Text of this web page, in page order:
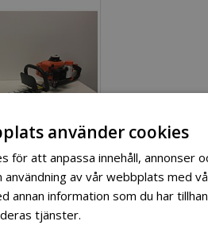
Gardentec bensindriven häcksax 65cm svärd
kr
använder cookies
för att anpassa innehåll, annonser
av vår webbplats med
annan information som du har
tjänster.